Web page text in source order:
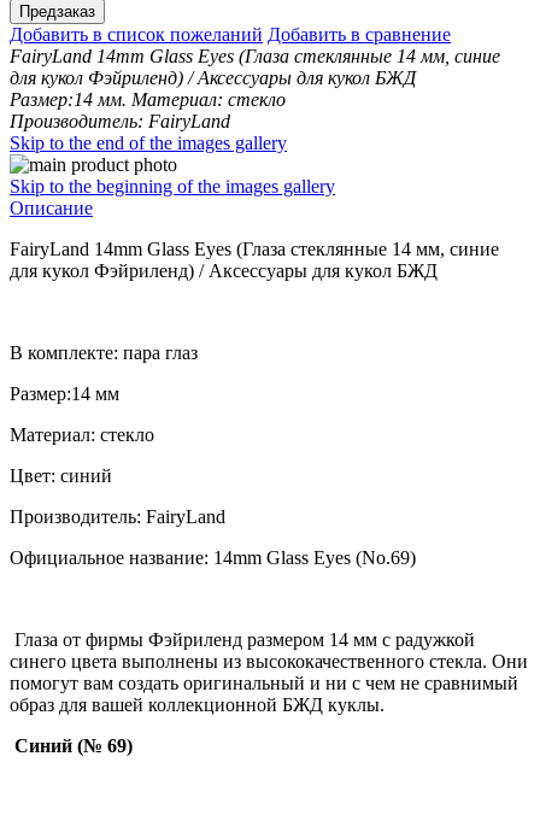
Предзаказ
Добавить в список пожеланий Добавить в сравнение
FairyLand 14mm Glass Eyes (Глаза стеклянные 14 мм, синие
для кукол Фэйриленд) / Аксессуары для кукол БЖД
Размер:14 мм. Материал: стекло
Производитель: FairyLand
Skip to the end of the images gallery
Skip to the beginning of the images gallery
Описание
FairyLand 14mm Glass Eyes (Глаза стеклянные 14 мм, синие
для кукол Фэйриленд) / Аксессуары для кукол БЖД
В комплекте: пара глаз
Размер:14 мм
Материал: стекло
Цвет: синий
Производитель: FairyLand
Официальное название: 14mm Glass Eyes (No.69)
Глаза от фирмы Фэйриленд размером 14 мм с радужкой
синего цвета выполнены из высококачественного стекла. Они
помогут вам создать оригинальный и ни с чем не сравнимый
образ для вашей коллекционной БЖД куклы.
Синий (№ 69)